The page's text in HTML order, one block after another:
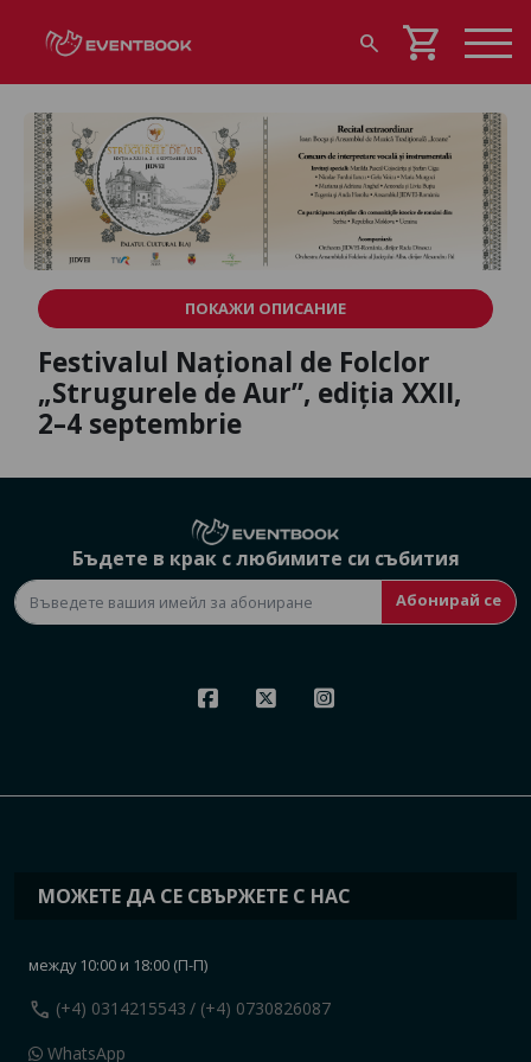
search shopping_cart
ПОКАЖИ ОПИСАНИЕ
Festivalul Național de Folclor
„Strugurele de Aur”, ediția XXII,
2–4 septembrie
Бъдете в крак с любимите си събития
Абонирай се
МОЖЕТЕ ДА СЕ СВЪРЖЕТЕ С НАС
между 10:00 и 18:00 (П-П)
call (+4) 0314215543 / (+4) 0730826087
WhatsApp